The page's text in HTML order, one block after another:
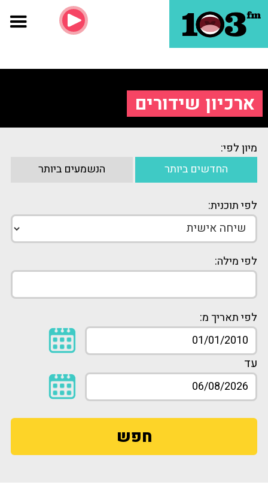
ארכיון שידורים
מיון לפי:
החדשים ביותר
הנשמעים ביותר
לפי תוכנית:
לפי מילה:
לפי תאריך מ:
עד
חפש